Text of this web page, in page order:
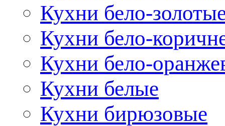
Кухни бело-
Кухни бело-
Кухни бело-
Кухни белые
Кухни бирюзовые